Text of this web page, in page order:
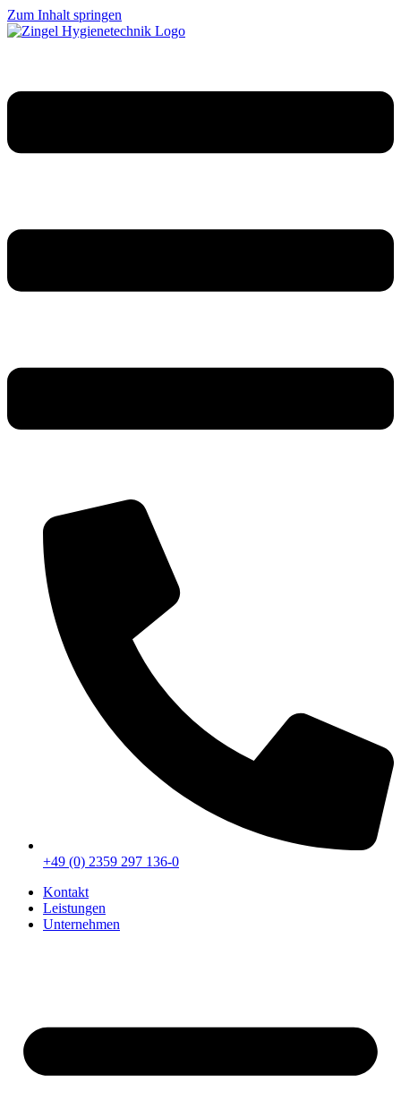
Zum Inhalt springen
+49 (0) 2359 297 136-0
Kontakt
Leistungen
Unternehmen